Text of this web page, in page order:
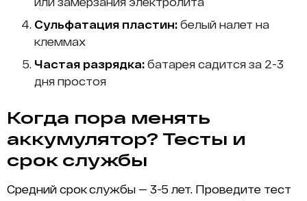
Сульфатация пластин: белый налет на
клеммах
Частая разрядка: батарея садится за 2-3
дня простоя
Когда пора менять
аккумулятор? Тесты и
срок службы
Средний срок службы — 3-5 лет. Проведите тест